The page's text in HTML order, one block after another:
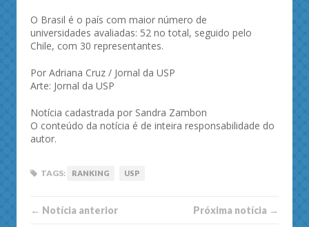
O Brasil é o país com maior número de
universidades avaliadas: 52 no total, seguido pelo
Chile, com 30 representantes.
Por Adriana Cruz / Jornal da USP
Arte: Jornal da USP
Notícia cadastrada por Sandra Zambon
O conteúdo da notícia é de inteira responsabilidade do
autor.
TAGS: RANKING USP
← Notí­cia anterior Próxima notí­­cia →